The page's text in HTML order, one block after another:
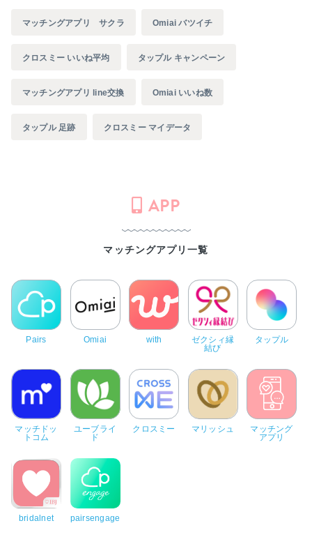
マッチングアプリ サクラ Omiai バツイチ
クロスミー いいね平均 タップル キャンペーン
マッチングアプリ line交換 Omiai いいね数
タップル 足跡 クロスミー マイデータ
APP
マッチングアプリ一覧
Pairs Omiai with
ゼクシィ縁
結び
タップル
マッチドッ
トコム
ユーブライ
ド
クロスミー マリッシュ
マッチング
アプリ
bridalnet pairsengage